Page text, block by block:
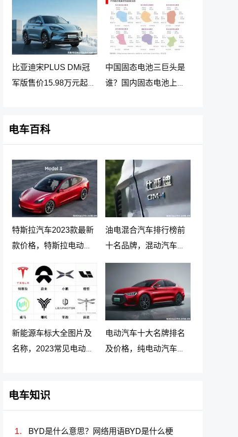
比亚迪宋PLUS DMi冠
军版售价15.98万元起，
中国固态电池三巨头是
谁？国内固态电池上市
电车百科
特斯拉汽车2023款最新
款价格，特斯拉电动汽
油电混合汽车排行榜前
十名品牌，混动汽车十
大名牌排名及价格
新能源车标大全图片及
名称，2023常见电动汽
电动汽车十大名牌排名
及价格，纯电动汽车排
电车知识
BYD是什么意思？网络用语BYD是什么梗